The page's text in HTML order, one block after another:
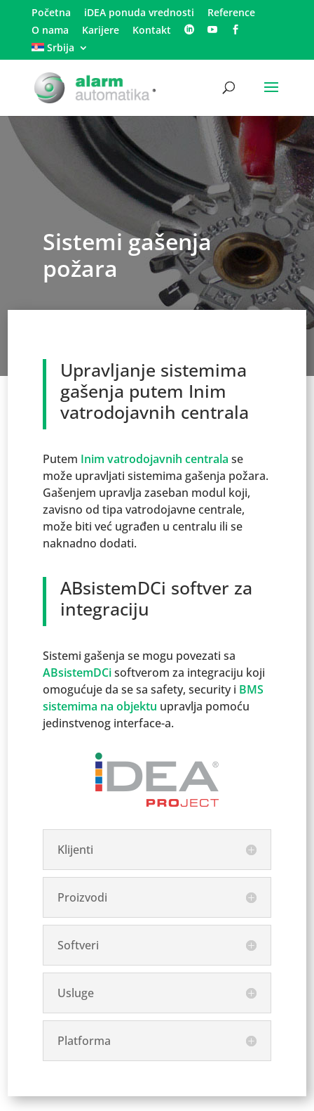
Početna iDEA ponuda vrednosti
Reference
O nama
Karijere
Kontakt
Srbija
Sistemi gašenja
požara
Upravljanje sistemima
gašenja putem Inim
vatrodojavnih centrala
Putem Inim vatrodojavnih centrala se
može upravljati sistemima gašenja požara.
Gašenjem upravlja zaseban modul koji,
zavisno od tipa vatrodojavne centrale,
može biti već ugrađen u centralu ili se
naknadno dodati.
ABsistemDCi softver za
integraciju
Sistemi gašenja se mogu povezati sa
ABsistemDCisoftverom za integraciju koji
omogućuje da se sa safety, security i BMS
sistemima na objektu upravlja pomoću
jedinstvenog interface-a.
Klijenti
Proizvodi
Softveri
Usluge
Platforma